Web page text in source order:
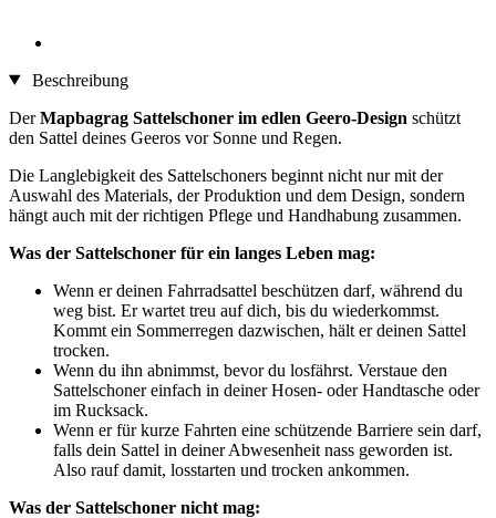
Beschreibung
DerMapbagrag Sattelschoner im edlen Geero-Design schützt
den Sattel deines Geeros vor Sonne und Regen.
Die Langlebigkeit des Sattelschoners beginnt nicht nur mit der
Auswahl des Materials, der Produktion und dem Design, sondern
hängt auch mit der richtigen Pflege und Handhabung zusammen.
Was der Sattelschoner für ein langes Leben mag:
Wenn er deinen Fahrradsattel beschützen darf, während du
weg bist. Er wartet treu auf dich, bis du wiederkommst.
Kommt ein Sommerregen dazwischen, hält er deinen Sattel
trocken.
Wenn du ihn abnimmst, bevor du losfährst. Verstaue den
Sattelschoner einfach in deiner Hosen- oder Handtasche oder
im Rucksack.
Wenn er für kurze Fahrten eine schützende Barriere sein darf,
falls dein Sattel in deiner Abwesenheit nass geworden ist.
Also rauf damit, losstarten und trocken ankommen.
Was der Sattelschoner nicht mag: